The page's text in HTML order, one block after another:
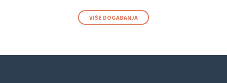
VIŠE DOGAĐANJA